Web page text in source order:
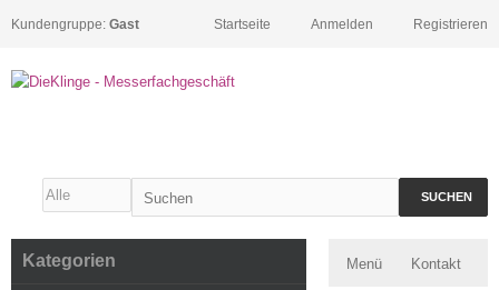
Kundengruppe: Gast Registrieren
Anmelden
Startseite
SUCHEN
Menü Kontakt
Kategorien